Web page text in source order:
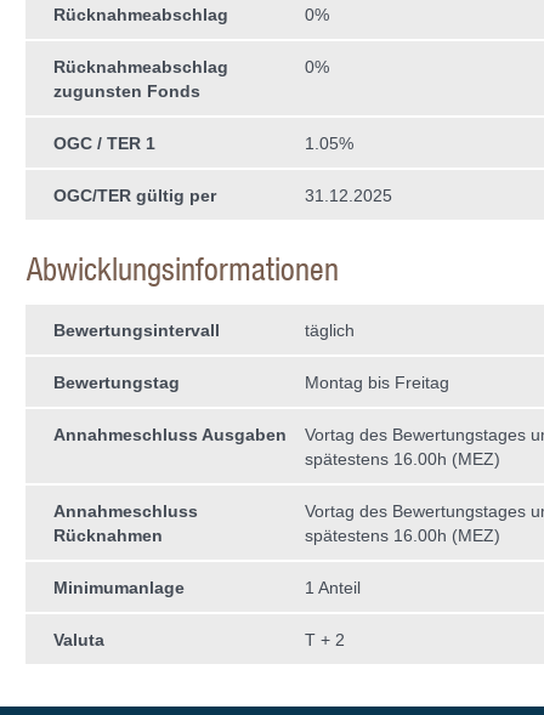
Rücknahmeabschlag 0%
Rücknahmeabschlag
zugunsten Fonds
0%
OGC / TER 1 1.05%
OGC/TER gültig per 31.12.2025
Abwicklungsinformationen
Bewertungsintervall täglich
Bewertungstag Montag bis Freitag
Annahmeschluss Ausgaben
Vortag des Bewertungstages
spätestens 16.00h (MEZ)
Annahmeschluss
Rücknahmen
Vortag des Bewertungstages
spätestens 16.00h (MEZ)
Minimumanlage 1 Anteil
Valuta T + 2